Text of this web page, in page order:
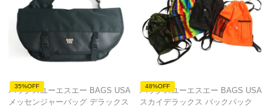
35%OFF
バッグスユーエスエー BAGS USA
メッセンジャーバッグ デラックス
48%OFF
バッグスユーエスエー BAGS USA
スカイデラックス バックパック